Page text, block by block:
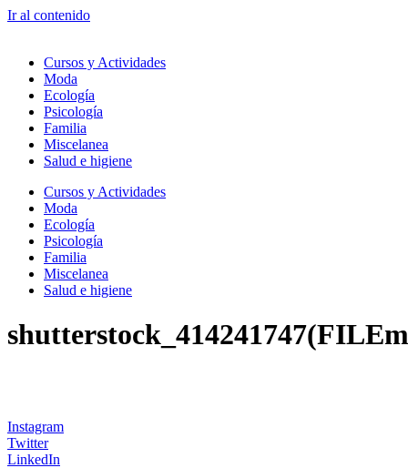
Ir al contenido
Cursos y Actividades
Moda
Ecología
Psicología
Familia
Miscelanea
Salud e higiene
Cursos y Actividades
Moda
Ecología
Psicología
Familia
Miscelanea
Salud e higiene
Instagram
Twitter
LinkedIn